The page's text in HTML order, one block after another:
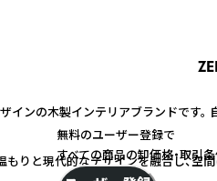
インの木製インテリアブランドです
もりと現代的なデザインを融合し、
無料のユーザー登録で
すべての商品の卸価格・取引